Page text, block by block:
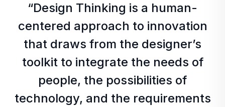
“Design Thinking is a human-
centered approach to innovation
that draws from the designer’s
toolkit to integrate the needs of
people, the possibilities of
technology, and the requirements